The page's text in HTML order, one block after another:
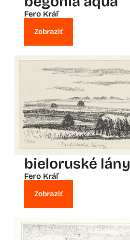
Fero Kráľ
Zobraziť
bieloruské lány
Fero Kráľ
Zobraziť